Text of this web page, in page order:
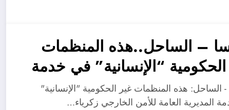
– الساحل..هذه المنظمات
“الإنسانية” في خدمة
العامة للأمن الخارجي
الساحل: هذه المنظمات غير الحكومية "الإنسانية"
المديرية العامة للأمن الخارجي زكرياء…